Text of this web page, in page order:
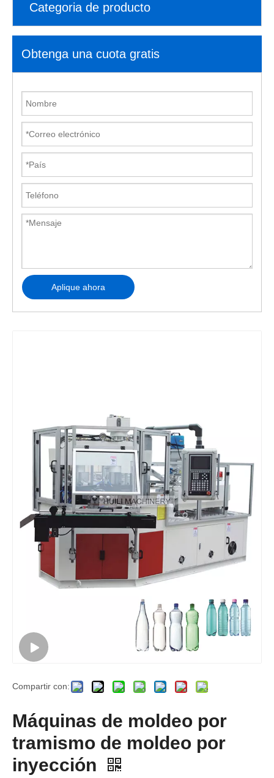
Categoria de producto
Obtenga una cuota gratis
Aplique ahora
Compartir con:
Máquinas de moldeo por
tramismo de moldeo por
inyección